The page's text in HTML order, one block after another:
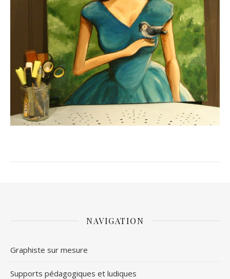
NAVIGATION
Graphiste sur mesure
Supports pédagogiques et ludiques